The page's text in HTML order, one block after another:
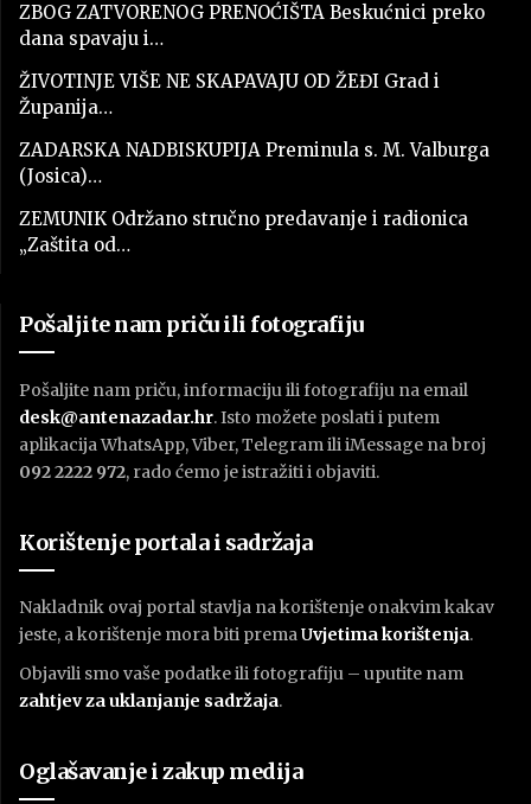
ZBOG ZATVORENOG PRENOĆIŠTA Beskućnici preko
dana spavaju i…
ŽIVOTINJE VIŠE NE SKAPAVAJU OD ŽEĐI Grad i
Županija…
ZADARSKA NADBISKUPIJA Preminula s. M. Valburga
(Josica)…
ZEMUNIK Održano stručno predavanje i radionica
„Zaštita od…
Pošaljite nam priču ili fotografiju
Pošaljite nam priču, informaciju ili fotografiju na email
desk@antenazadar.hr. Isto možete poslati i putem
aplikacija WhatsApp, Viber, Telegram ili iMessage na broj
092 2222 972, rado ćemo je istražiti i objaviti.
Korištenje portala i sadržaja
Nakladnik ovaj portal stavlja na korištenje onakvim kakav
jeste, a korištenje mora biti premaUvjetima korištenja.
Objavili smo vaše podatke ili fotografiju – uputite nam
zahtjev za uklanjanje sadržaja.
Oglašavanje i zakup medija